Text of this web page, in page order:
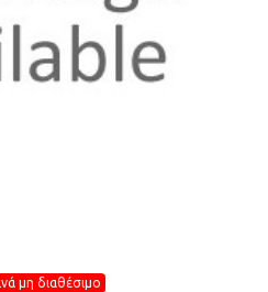
μη διαθέσιμο